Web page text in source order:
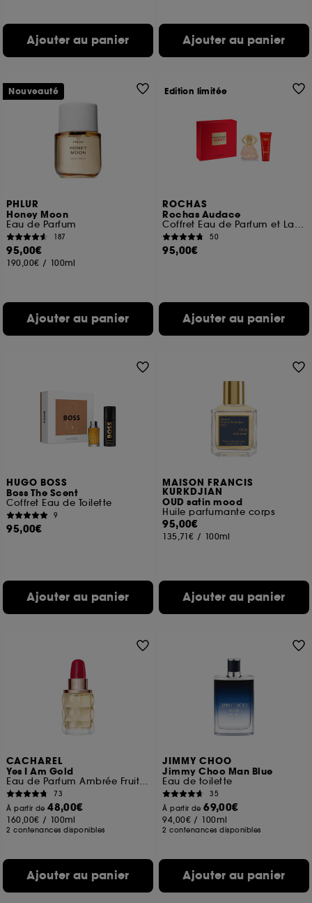
Ajouter au panier Ajouter au panier
PHLUR
Honey Moon
Eau de Parfum
187
95,00€
190,00€ / 100ml
Ajouter au panier
Nouveauté
ROCHAS
Rochas Audace
Coffret Eau de Parfum et Lait Corps
50
95,00€
Ajouter au panier
Edition limitée
HUGO BOSS
Boss The Scent
Coffret Eau de Toilette
9
95,00€
Ajouter au panier
MAISON FRANCIS
KURKDJIAN
OUD satin mood
Huile parfumante corps
95,00€
135,71€ / 100ml
Ajouter au panier
CACHAREL
Yes I Am Gold
Eau de Parfum Ambrée Fruitée Epicée
73
À partir de48,00€
160,00€ / 100ml
2 contenances disponibles
Ajouter au panier
JIMMY CHOO
Jimmy Choo Man Blue
Eau de toilette
35
À partir de69,00€
94,00€ / 100ml
2 contenances disponibles
Ajouter au panier